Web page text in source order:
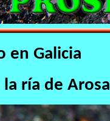
en Galicia
la ría de Arosa